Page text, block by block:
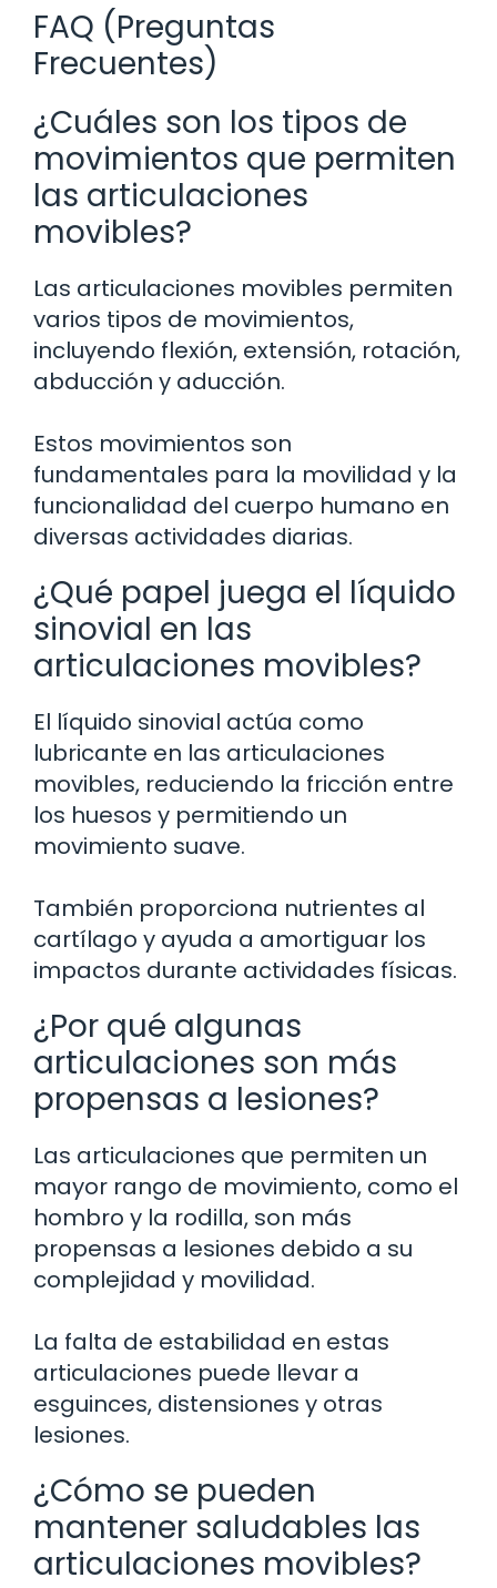
FAQ (Preguntas
Frecuentes)
¿Cuáles son los tipos de
movimientos que permiten
las articulaciones
movibles?
Las articulaciones movibles permiten
varios tipos de movimientos,
incluyendo flexión, extensión, rotación,
abducción y aducción.
Estos movimientos son
fundamentales para la movilidad y la
funcionalidad del cuerpo humano en
diversas actividades diarias.
¿Qué papel juega el líquido
sinovial en las
articulaciones movibles?
El líquido sinovial actúa como
lubricante en las articulaciones
movibles, reduciendo la fricción entre
los huesos y permitiendo un
movimiento suave.
También proporciona nutrientes al
cartílago y ayuda a amortiguar los
impactos durante actividades físicas.
¿Por qué algunas
articulaciones son más
propensas a lesiones?
Las articulaciones que permiten un
mayor rango de movimiento, como el
hombro y la rodilla, son más
propensas a lesiones debido a su
complejidad y movilidad.
La falta de estabilidad en estas
articulaciones puede llevar a
esguinces, distensiones y otras
lesiones.
¿Cómo se pueden
mantener saludables las
articulaciones movibles?